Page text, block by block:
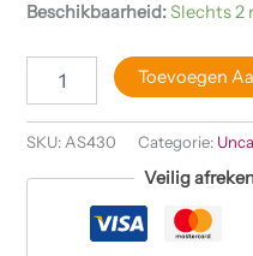
Beschikbaarheid:Slechts 2
Toevoegen
SKU: AS430 Categorie:
Veilig